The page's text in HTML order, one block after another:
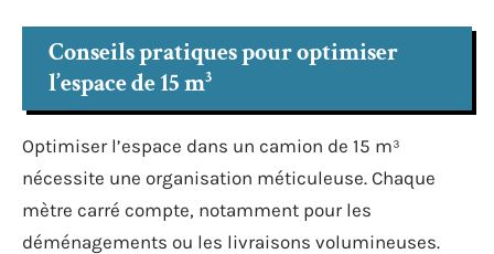
Conseils pratiques pour optimiser
l’espace de 15 m³
Optimiser l’espace dans un camion de 15 m³
nécessite une organisation méticuleuse. Chaque
mètre carré compte, notamment pour les
déménagements ou les livraisons volumineuses.